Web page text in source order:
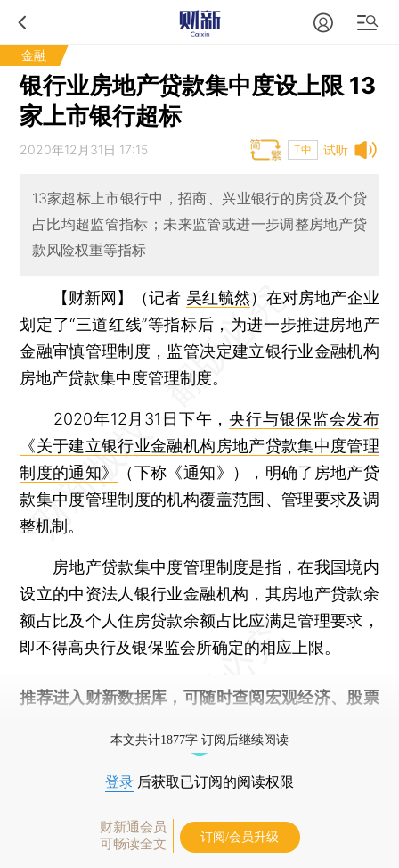
金融
银行业房地产贷款集中度设上限 13
家上市银行超标
试听
2020年12月31日 17:15 T中
13家超标上市银行中，招商、兴业银行的房贷及个贷
占比均超监管指标；未来监管或进一步调整房地产贷
款风险权重等指标
【财新网】（记者 吴红毓然）在对房地产企业
划定了“三道红线”等指标后，为进一步推进房地产
金融审慎管理制度，监管决定建立银行业金融机构
房地产贷款集中度管理制度。
2020年12月31日下午，央行与银保监会发布
《关于建立银行业金融机构房地产贷款集中度管理
制度的通知》
（下称《通知》），明确了房地产贷
款集中度管理制度的机构覆盖范围、管理要求及调
整机制。
房地产贷款集中度管理制度是指，在我国境内
设立的中资法人银行业金融机构，其房地产贷款余
额占比及个人住房贷款余额占比应满足管理要求，
即不得高央行及银保监会所确定的相应上限。
推荐进入 财新数据库 ，可随时查阅宏观经济、股票
本文共计1877字 订阅后继续阅读
登录 后获取已订阅的阅读权限
财新通会员
可畅读全文
订阅/会员升级